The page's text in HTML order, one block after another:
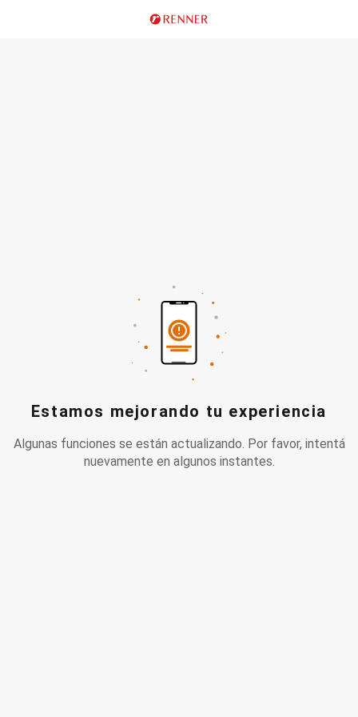
Estamos mejorando tu experiencia
Algunas funciones se están actualizando. Por favor, intentá
nuevamente en algunos instantes.